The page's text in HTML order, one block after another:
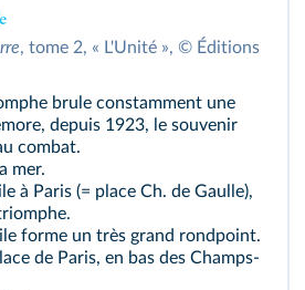
, tome 2, « L'Unité », © Éditions
brule constamment une
depuis 1923, le souvenir
combat.
mer.
à Paris (= place Ch. de Gaulle),
forme un très grand rondpoint.
de Paris, en bas des Champs-